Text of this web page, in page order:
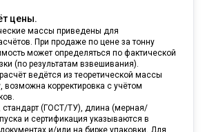
цены.
массы приведены для
При продаже по цене за тонну
может определяться по фактической
(по результатам взвешивания).
ведётся из теоретической массы
возможна корректировка с учётом
стандарт (ГОСТ/ТУ), длина (мерная/
и сертификация указываются в
и/или на бирке упаковки. Для